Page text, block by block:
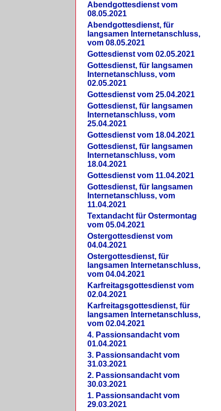
Abendgottesdienst vom
08.05.2021
Abendgottesdienst, für
langsamen Internetanschluss,
vom 08.05.2021
Gottesdienst vom 02.05.2021
Gottesdienst, für langsamen
Internetanschluss, vom
02.05.2021
Gottesdienst vom 25.04.2021
Gottesdienst, für langsamen
Internetanschluss, vom
25.04.2021
Gottesdienst vom 18.04.2021
Gottesdienst, für langsamen
Internetanschluss, vom
18.04.2021
Gottesdienst vom 11.04.2021
Gottesdienst, für langsamen
Internetanschluss, vom
11.04.2021
Textandacht für Ostermontag
vom 05.04.2021
Ostergottesdienst vom
04.04.2021
Ostergottesdienst, für
langsamen Internetanschluss,
vom 04.04.2021
Karfreitagsgottesdienst vom
02.04.2021
Karfreitagsgottesdienst, für
langsamen Internetanschluss,
vom 02.04.2021
4. Passionsandacht vom
01.04.2021
3. Passionsandacht vom
31.03.2021
2. Passionsandacht vom
30.03.2021
1. Passionsandacht vom
29.03.2021